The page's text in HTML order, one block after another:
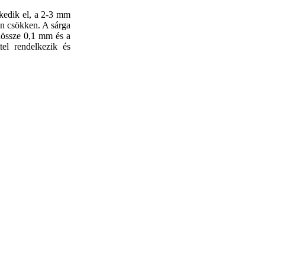
el, a 2-3 mm
csökken. A sárga
0,1 mm és a
rendelkezik és